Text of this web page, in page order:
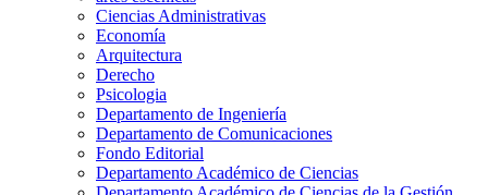
Ciencias Administrativas
Economía
Arquitectura
Derecho
Psicologia
Departamento de Ingeniería
Departamento de Comunicaciones
Fondo Editorial
Departamento Académico de Ciencias